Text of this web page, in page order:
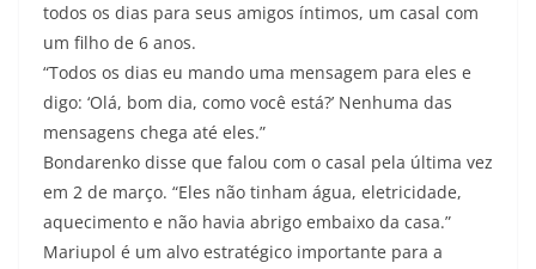
todos os dias para seus amigos íntimos, um casal com
um filho de 6 anos.
“Todos os dias eu mando uma mensagem para eles e
digo: ‘Olá, bom dia, como você está?’ Nenhuma das
mensagens chega até eles.”
Bondarenko disse que falou com o casal pela última vez
em 2 de março. “Eles não tinham água, eletricidade,
aquecimento e não havia abrigo embaixo da casa.”
Mariupol é um alvo estratégico importante para a